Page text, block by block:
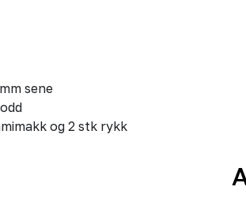
sene
og 2 stk rykk